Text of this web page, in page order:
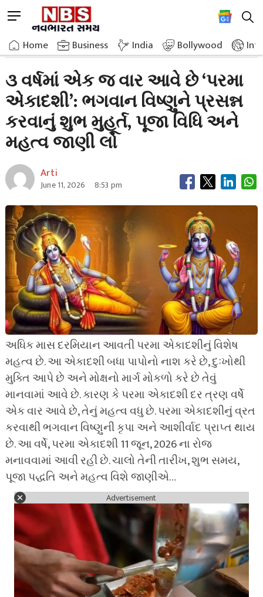
to
content
M
n
u
u
t
o
Home Business India Bollywood
Home»Breaking News»Parama Ekadashi Comes Only Once In 3 Years
૩ વર્ષમાં એક જ વાર આવે છે ‘પરમા
એકાદશી’: ભગવાન વિષ્ણુને પ્રસન્ન
કરવાનું શુભ મુહૂર્ત, પૂજા વિધિ અને
મહત્વ જાણી લો
Arti
June 11, 2026 8:53 pm
અધિક માસ દરમિયાન આવતી પરમા એકાદશીનું વિશેષ
મહત્વ છે. આ એકાદશી બધા પાપોનો નાશ કરે છે, દુઃખોથી
મુક્તિ આપે છે અને મોક્ષનો માર્ગ મોકળો કરે છે તેવું
માનવામાં આવે છે. કારણ કે પરમા એકાદશી દર ત્રણ વર્ષે
એક વાર આવે છે, તેનું મહત્વ વધુ છે. પરમા એકાદશીનું વ્રત
કરવાથી ભગવાન વિષ્ણુની કૃપા અને આશીર્વાદ પ્રાપ્ત થાય
છે. આ વર્ષે, પરમા એકાદશી 11 જૂન, 2026 ના રોજ
મનાવવામાં આવી રહી છે. ચાલો તેની તારીખ, શુભ સમય,
પૂજા પદ્ધતિ અને મહત્વ વિશે જાણીએ…
Advertisement